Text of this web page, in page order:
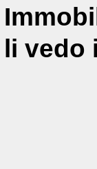
li vedo